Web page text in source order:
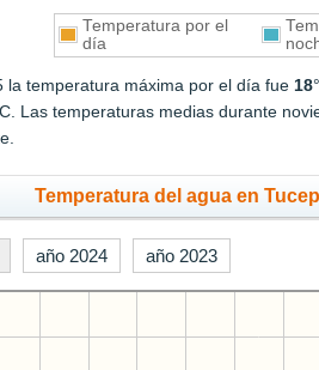
Temperatura por el
día
la temperatura máxima por el día fue 18
Las temperaturas medias durante
Temperatura del agua en
año 2024 año 2023